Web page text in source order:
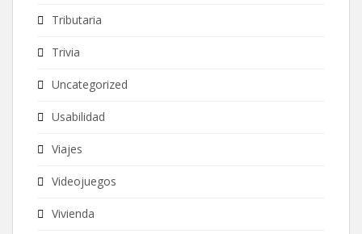
Tributaria
Trivia
Uncategorized
Usabilidad
Viajes
Videojuegos
Vivienda